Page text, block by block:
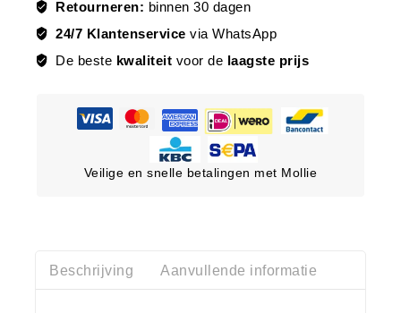
Retourneren: binnen 30 dagen
24/7 Klantenservice via WhatsApp
De beste kwaliteit voor de laagste prijs
Veilige en snelle betalingen met Mollie
Beschrijving Aanvullende informatie